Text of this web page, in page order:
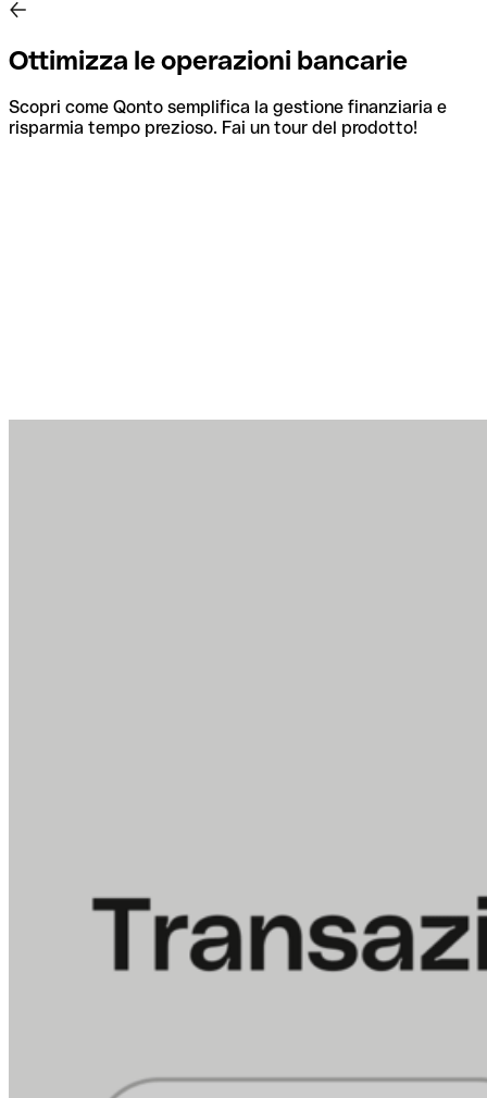
Ottimizza le operazioni bancarie
Scopri come Qonto semplifica la gestione finanziaria e
risparmia tempo prezioso. Fai un tour del prodotto!